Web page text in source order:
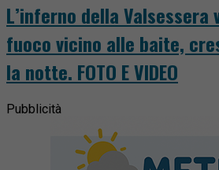
L’inferno della Valsessera
fuoco vicino alle baite,
la notte. FOTO E VIDEO
Pubblicità